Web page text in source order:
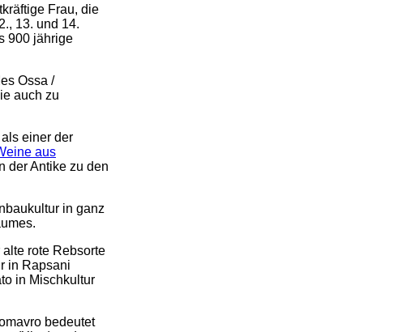
Frau, die
13. und 14.
900 jährige
Ossa /
auch zu
einer der
aus
der Antike zu den
in ganz
rote Rebsorte
in Rapsani
in Mischkultur
bedeutet